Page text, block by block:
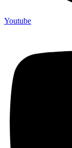
Youtube